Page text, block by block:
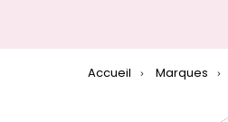
Accueil Marques